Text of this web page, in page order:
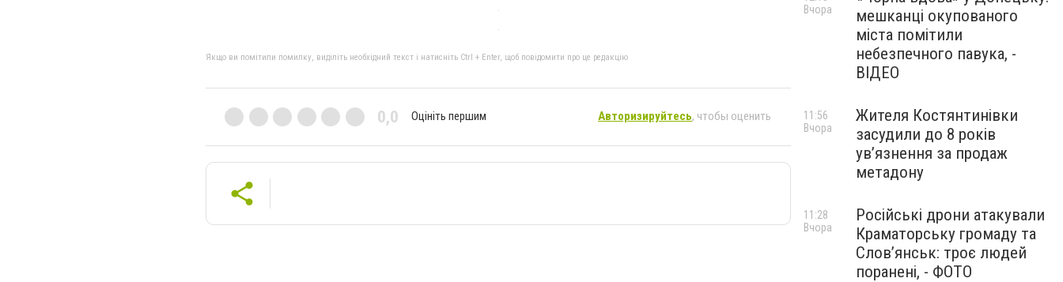
Якщо ви помітили помилку, виділіть необхідний текст і натисніть Ctrl + Enter, щоб повідомити про це редакцію
0,0 Оцініть першим Авторизируйтесь, чтобы оценить
мешканці окупованого
міста помітили
небезпечного павука, -
ВІДЕО
Вчора
Жителя Костянтинівки
засудили до 8 років
ув’язнення за продаж
метадону
11:56
Вчора
Російські дрони атакували
Краматорську громаду та
Слов’янськ: троє людей
поранені, - ФОТО
11:28
Вчора